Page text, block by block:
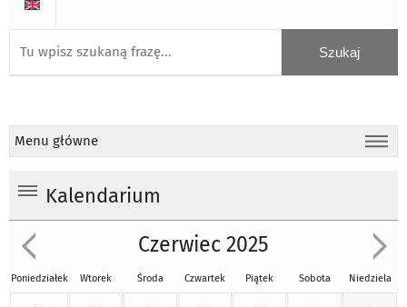
Menu główne
Kalendarium
Czerwiec 2025
Poniedziałek Wtorek Środa Czwartek Piątek Sobota Niedziela